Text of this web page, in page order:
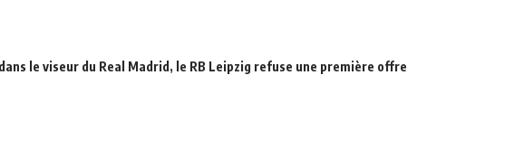
le viseur du Real Madrid, le RB Leipzig refuse une première offre